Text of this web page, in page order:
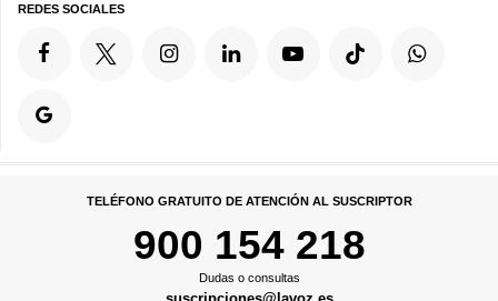
REDES SOCIALES
TELÉFONO GRATUITO DE ATENCIÓN AL SUSCRIPTOR
900 154 218
Dudas o consultas